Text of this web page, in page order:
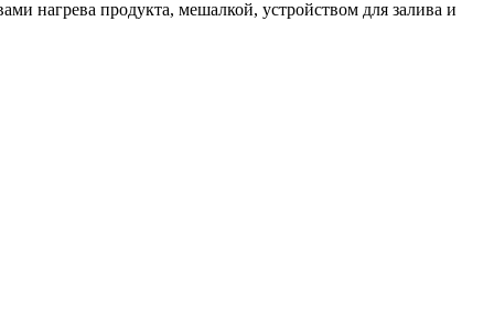
нагрева продукта, мешалкой, устройством для залива и